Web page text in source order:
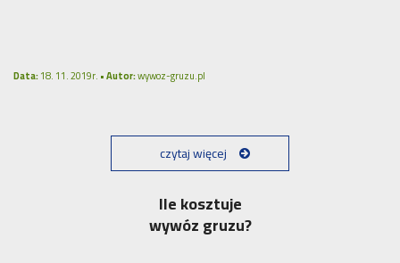
Data:18. 11. 2019r. •Autor:wywoz-gruzu.pl
czytaj więcej
Ile kosztuje
wywóz gruzu?